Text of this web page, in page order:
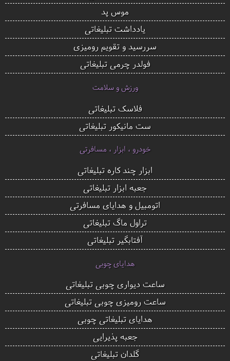
موس پد
یادداشت تبلیغاتی
سررسید و تقویم رومیزی
فولدر چرمی تبلیغاتی
ورزش و سلامت
فلاسک تبلیغاتی
ست مانیکور تبلیغاتی
خودرو ، ابزار ، مسافرتی
ابزار چند کاره تبلیغاتی
جعبه ابزار تبلیغاتی
اتومبیل و هدایای مسافرتی
تراول ماگ تبلیغاتی
آفتابگیر تبلیغاتی
هدایای چوبی
ساعت دیواری چوبی تبلیغاتی
ساعت رومیزی چوبی تبلیغاتی
هدایای تبلیغاتی چوبی
جعبه پذیرایی
گلدان تبلیغاتی